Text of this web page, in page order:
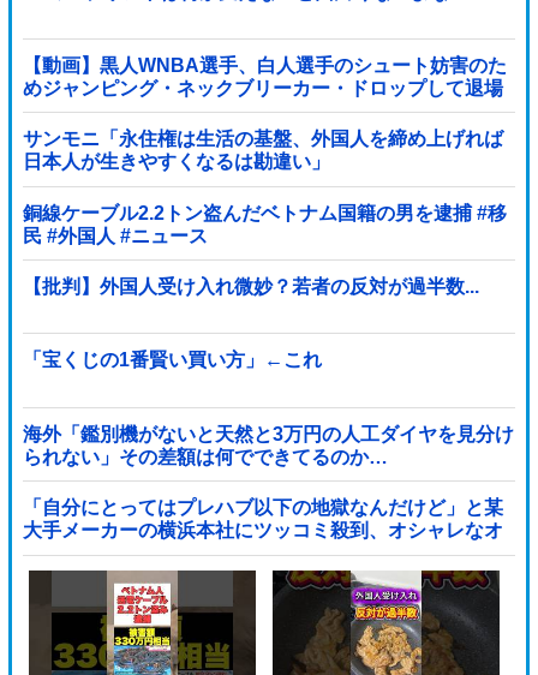
【動画】黒人WNBA選手、白人選手のシュート妨害のた
めジャンピング・ネックブリーカー・ドロップして退場
処分→ロッカールームから「白人特権」と投稿...
サンモニ「永住権は生活の基盤、外国人を締め上げれば
日本人が生きやすくなるは勘違い」
銅線ケーブル2.2トン盗んだベトナム国籍の男を逮捕 #移
民 #外国人 #ニュース
【批判】外国人受け入れ微妙？若者の反対が過半数...
「宝くじの1番賢い買い方」←これ
海外「鑑別機がないと天然と3万円の人工ダイヤを見分け
られない」その差額は何でできてるのか…
「自分にとってはプレハブ以下の地獄なんだけど」と某
大手メーカーの横浜本社にツッコミ殺到、オシャレなオ
フィスに特化してしまった結果……他